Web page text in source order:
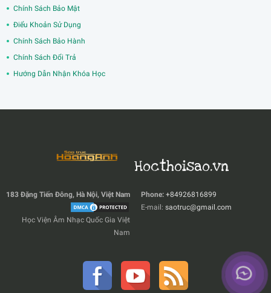
Chính Sách Bảo Mật
Điểu Khoản Sử Dụng
Chính Sách Bảo Hành
Chính Sách Đổi Trả
Hướng Dẫn Nhận Khóa Học
Hocthoisao.vn
Phone: +84926816899
E-mail: saotruc@gmail.com
183 Đặng Tiến Đông, Hà Nội, Việt Nam
Học Viện Âm Nhạc Quốc Gia Việt
Nam